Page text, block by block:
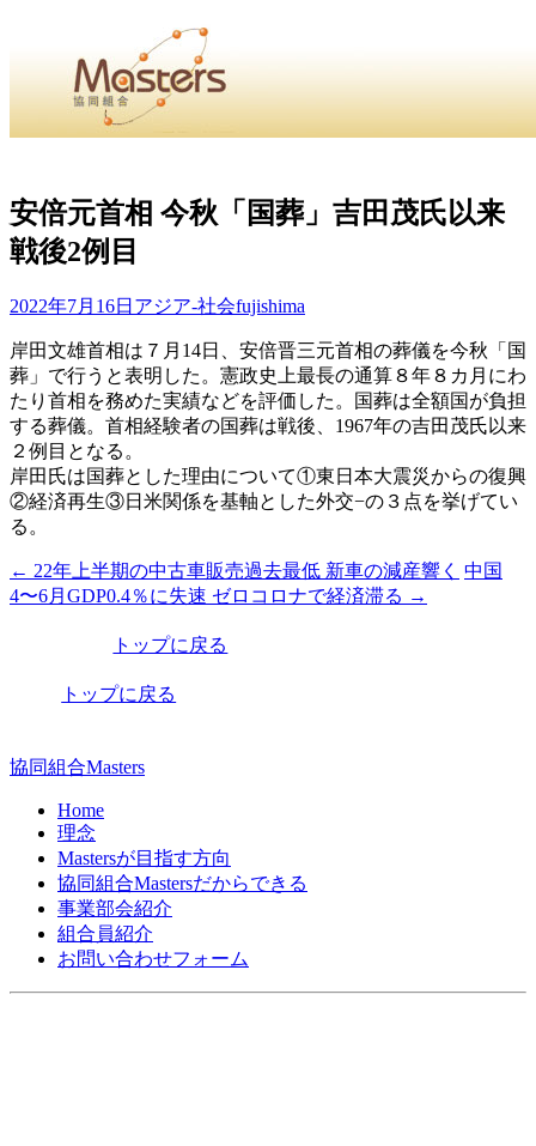
せ・
・Home・ ・理 念・ ・沿 革・ ・組織図・ ・会
協同組合Masters／
国土交通省・経済産業省・農林水産省・厚生労働省 認可
Masters組合員ログイン
安倍元首相 今秋「国葬」吉田茂氏以来
戦後2例目
2022年7月16日 アジア-社会fujishima
岸田文雄首相は７月14日、安倍晋三元首相の葬儀を今秋「国
葬」で行うと表明した。憲政史上最長の通算８年８カ月にわ
たり首相を務めた実績などを評価した。国葬は全額国が負担
する葬儀。首相経験者の国葬は戦後、1967年の吉田茂氏以来
２例目となる。
岸田氏は国葬とした理由について①東日本大震災からの復興
②経済再生③日米関係を基軸とした外交−の３点を挙げてい
る。
投
稿
ー
← 22年上半期の中古車販売過去最低 新車の減産響く 中国
4〜6月GDP0.4％に失速 ゼロコロナで経済滞る →
トップに戻る
トップに戻る
協同組合Masters
Home
理念
Mastersが目指す方向
協同組合Mastersだからできる
事業部会紹介
組合員紹介
お問い合わせフォーム